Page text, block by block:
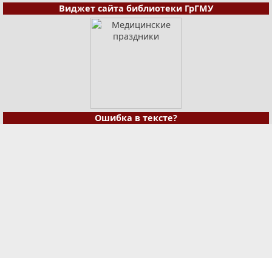
Виджет сайта библиотеки ГрГМУ
Ошибка в тексте?